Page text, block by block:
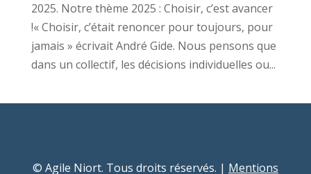
2025. Notre thème 2025 : Choisir, c’est avancer
!« Choisir, c’était renoncer pour toujours, pour
jamais » écrivait André Gide. Nous pensons que
dans un collectif, les décisions individuelles ou...
© Agile Niort. Tous droits réservés. | Mentions